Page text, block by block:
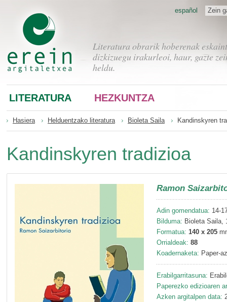
Literatura obrarik hoberenak
dizkizuegu irakurleoi, haur, gazte
heldu.
Zein
español
LITERATURA HEZKUNTZA
Hasiera Helduentzako literatura Bioleta Saila Kandinskyren
Kandinskyren tradizioa
Ramon
Adin gomendatua: 14-
Bilduma: Bioleta Saila,
Formatua: 140 x 205
Orrialdeak: 88
Koadernaketa: Paper-
Erabilgarritasuna:
Paperezko edizioaren
Azken argitalpen data: